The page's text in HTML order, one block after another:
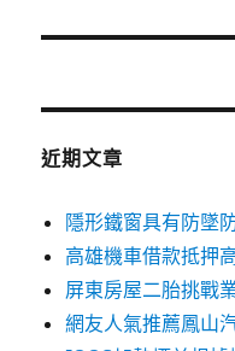
文
近期文章
隱形鐵窗具有防墜
高雄機車借款抵押
屏東房屋二胎挑戰
網友人氣推薦鳳山